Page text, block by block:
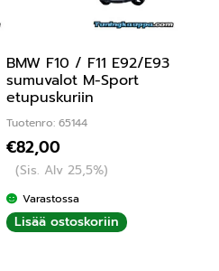
BMW F10 / F11 E92/E93
sumuvalot M-Sport
etupuskuriin
Tuotenro: 65144
€82,00
(Sis. Alv 25,5%)
Varastossa
Lisää ostoskoriin